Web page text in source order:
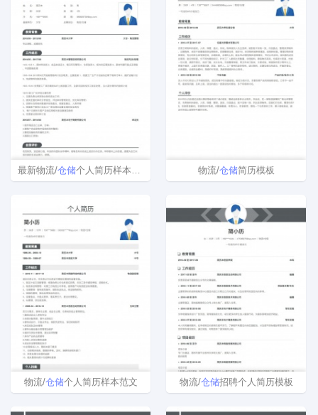
最新物流/仓储个人简历样本范文 物流/仓储简历模板
物流/仓储个人简历样本范文 物流/仓储招聘个人简历模板